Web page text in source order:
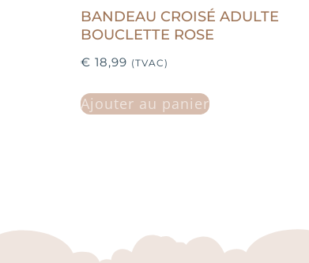
BANDEAU CROISÉ ADULTE
BOUCLETTE ROSE
€ 18,99 (TVAC)
Ajouter au panier